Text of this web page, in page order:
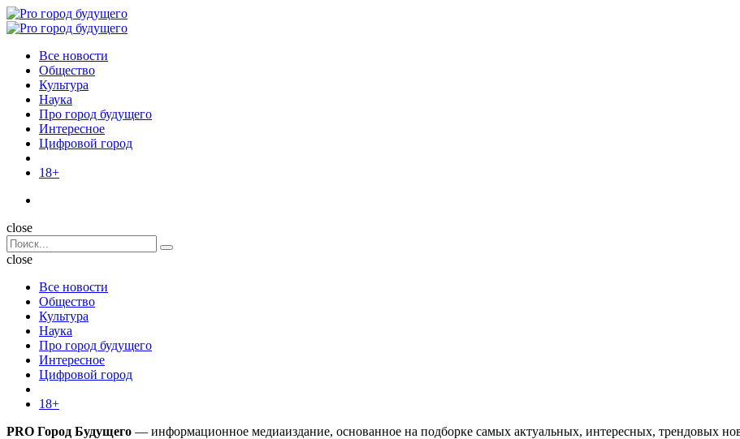
Menu
Поиск
Menu
Pro
Все новости
Общество
Культура
Наука
Про город будущего
Интересное
Цифровой город
18+
Поиск
close
Search
for:
Поиск
close
Все новости
Общество
Культура
Наука
Про город будущего
Интересное
Цифровой город
18+
PRO Город Будущего — информационное медиаиздание, основанное на подборке самых актуальных, интересных, трендовых